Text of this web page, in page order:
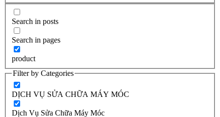
Search in posts
Search in pages
product
Filter by Categories
DỊCH VỤ SỬA CHỮA MÁY MÓC
Dịch Vụ Sửa Chữa Máy Móc